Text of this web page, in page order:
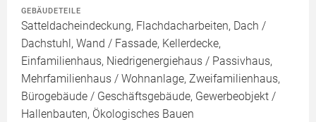
GEBÄUDETEILE
Satteldacheindeckung, Flachdacharbeiten, Dach /
Dachstuhl, Wand / Fassade, Kellerdecke,
Einfamilienhaus, Niedrigenergiehaus / Passivhaus,
Mehrfamilienhaus / Wohnanlage, Zweifamilienhaus,
Bürogebäude / Geschäftsgebäude, Gewerbeobjekt /
Hallenbauten, Ökologisches Bauen